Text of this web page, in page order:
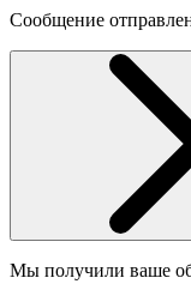
Сообщение
Мы получили ваше